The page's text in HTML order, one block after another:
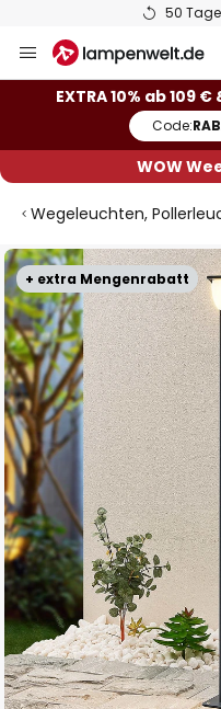
50
Inhalt
springen
EXTRA 10% ab 109 €
Code:
WOW
Wegeleuchten,
+ extra Mengenrabatt
Zum
Ende
der
Bildgalerie
springen